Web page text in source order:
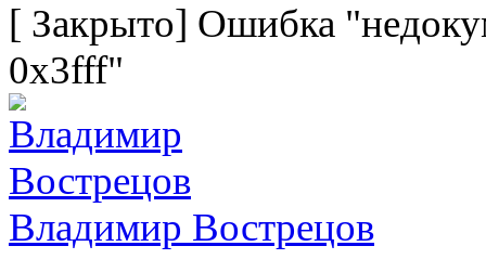
[ Закрыто] Ошибка
0x3fff"
Владимир Вострецов